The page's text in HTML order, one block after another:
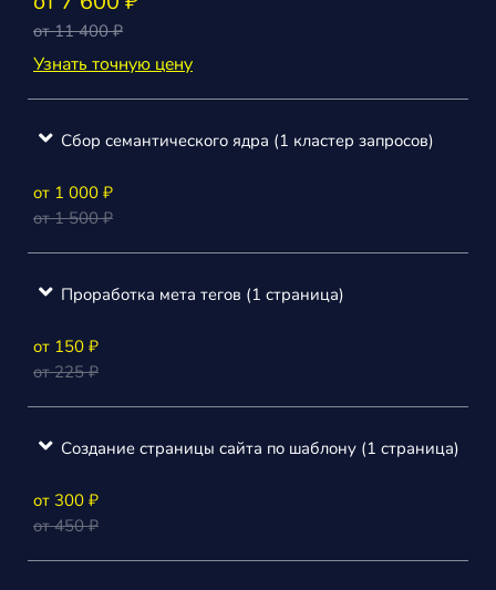
от 11 400 ₽
Узнать точную цену
Сбор семантического ядра (1 кластер запросов)
от 1 000 ₽
от 1 500 ₽
Проработка мета тегов (1 страница)
от 150 ₽
от 225 ₽
Создание страницы сайта по шаблону (1 страница)
от 300 ₽
от 450 ₽